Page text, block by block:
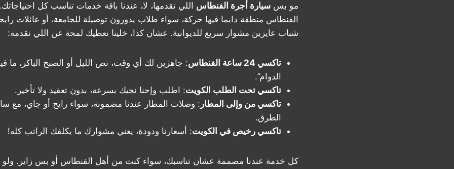
مو بس سيارة أجرة الفنطاس اللي نقدمها، لا، عندنا باقة خدمات تناسب كل
الفنطاس منطقة دايما فيها حركة، سواء طلاب يدورون توصيلة للجامعة، أو عائلات
شباب عايزين مشوار سريع للديوانية. عشان كذا، خلينا نعطيك لمحة عن اللي نقدمه:
تاكسي 24 ساعة الفنطاس
: جاهزين لك أي وقت، نص الليل أو الصبح الباكر،
الدوام”.
تاكسي تحت الطلب الكويت: اطلب وإحنا نجيك بسرعة، بدون تعقيد ولا تأخير.
تاكسي من وإلى المطار : وصلات المطار عندنا مضمونة، سواء رايح أو جاي، مع
الطرق.
تاكسي رخيص في الكويت: أسعارنا ودودة، يعني مشوارك ما يكلفك الراتب كله!
كل خدمة عندنا مصممة عشان تناسبك، سواء كنت من أهل الفنطاس أو بس زاير. ولو